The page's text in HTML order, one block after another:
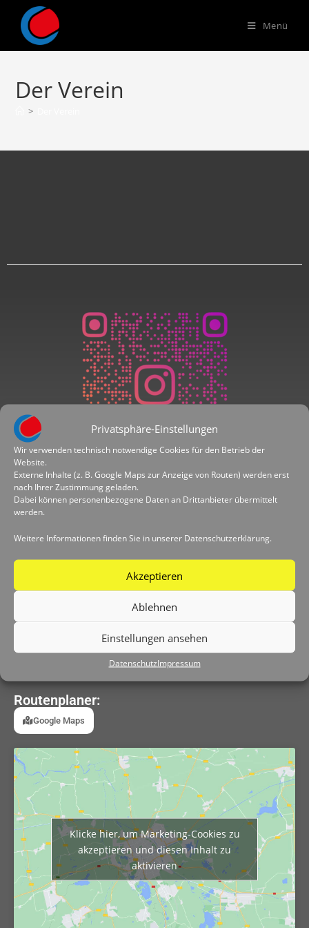
Privatsphäre-Einstellungen
Wir verwenden technisch notwendige Cookies für den Betrieb der
Website.
Externe Inhalte (z. B. Google Maps zur Anzeige von Routen) werden erst
nach Ihrer Zustimmung geladen.
Dabei können personenbezogene Daten an Drittanbieter übermittelt
werden.
Weitere Informationen finden Sie in unserer Datenschutzerklärung.
Akzeptieren
Ablehnen
Einstellungen ansehen
DatenschutzImpressum
Menü
Der Verein
>
Folge uns auf Instagram!
Anfahrt
Adresse:
Sportzentrum 1, DE-94365 Parkstetten
Routenplaner:
Google Maps
Klicke hier, um Marketing-Cookies zu
akzeptieren und diesen Inhalt zu
aktivieren